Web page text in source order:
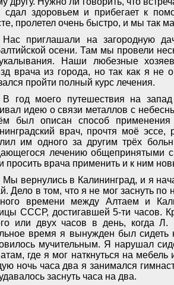
сдал здоровьем и прибегает к
пролетел очень быстро, и мы так
Нас приглашали на загородную
осени. Там мы провели
Наши любезные
врача из города, но так как я
пройти полный курс лечения.
В год моего путешествия на
идею о связи металлов с
был описан способ применения
врач, прочтя моё
им одного за другим трёх
лечению общепринятыми
просить врача применить и к ним
Мы вернулись в Калининград, и я
Дело в том, что я не мог заснуть
времени между Алтаем и
СССР, достигавшей 5-ти часов.
или двух часов в день, когда Л.
время я вынужден был сидеть
мучительным. Я нарушал
где я мог наткнуться на
ночь часа два я занимался
заснуть часа на два.